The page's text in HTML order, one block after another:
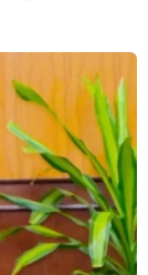
nhằm thu
USD bị cáo
Quỹ
nhân, nhiều
cấp. Tháng
trả tiền cho
gần 200